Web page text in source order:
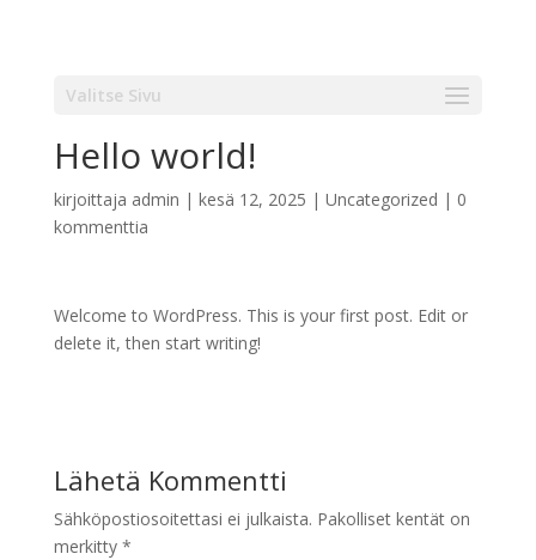
Valitse Sivu
Hello world!
kirjoittaja admin | kesä 12, 2025 | Uncategorized | 0
kommenttia
Welcome to WordPress. This is your first post. Edit or
delete it, then start writing!
Lähetä Kommentti
Sähköpostiosoitettasi ei julkaista. Pakolliset kentät on
merkitty *